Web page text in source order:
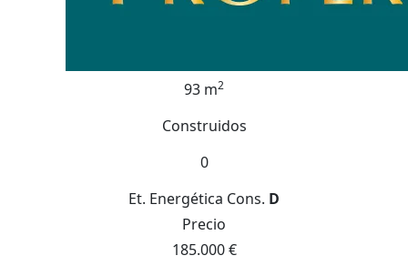
93 m2
Construidos
0
Et. Energética Cons. D
Precio
185.000 €